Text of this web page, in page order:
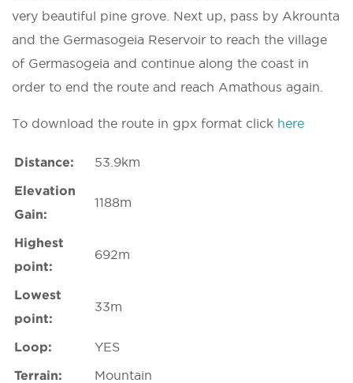
very beautiful pine grove. Next up, pass by Akrounta
and the Germasogeia Reservoir to reach the village
of Germasogeia and continue along the coast in
order to end the route and reach Amathous again.
To download the route in gpx format click here
Distance:
53.9km
Elevation
Gain:
1188m
Highest
point:
692m
Lowest
point:
33m
Loop:
YES
Terrain:
Mountain